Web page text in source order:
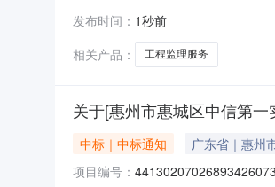
说明：本项目为户外左
发布时间： 1秒前
相关产品：
工程监理服务
关于[惠州市惠城区中信第
中标｜中标通知 广东省｜惠州
项目编号：